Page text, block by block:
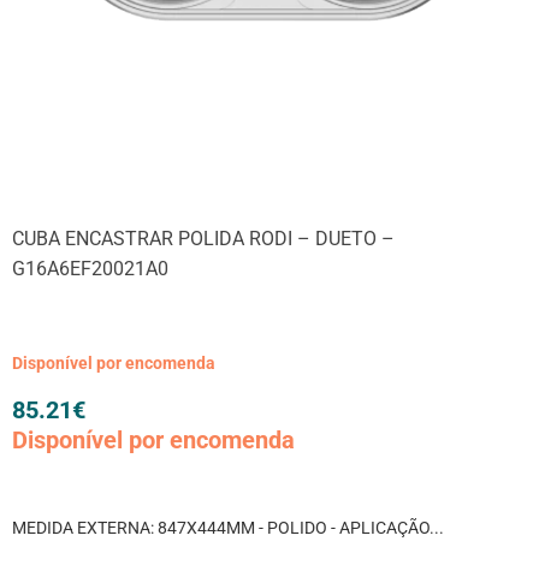
CUBA ENCASTRAR POLIDA RODI – DUETO –
G16A6EF20021A0
Disponível por encomenda
85.21€
Disponível por encomenda
MEDIDA EXTERNA: 847X444MM - POLIDO - APLICAÇÃO...